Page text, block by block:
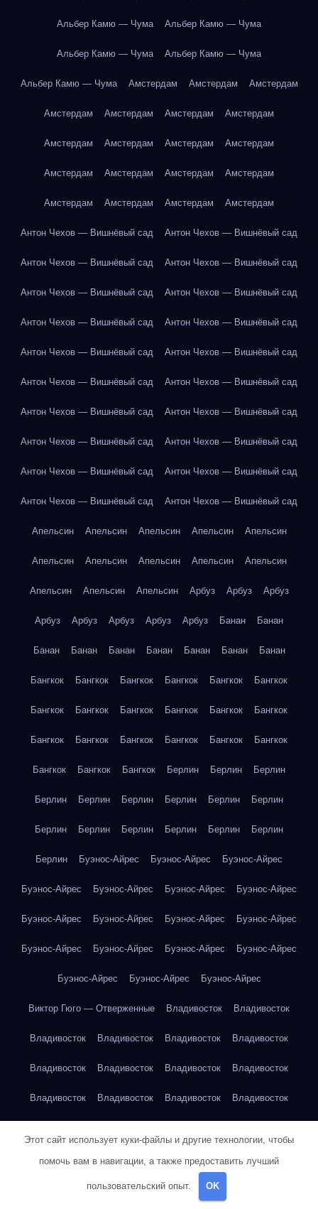
Альбер Камю — Чума Альбер Камю — Чума
Альбер Камю — Чума Альбер Камю — Чума
Альбер Камю — Чума Амстердам Амстердам Амстердам
Амстердам Амстердам Амстердам Амстердам
Амстердам Амстердам Амстердам Амстердам
Амстердам Амстердам Амстердам Амстердам
Амстердам Амстердам Амстердам Амстердам
Антон Чехов — Вишнёвый сад Антон Чехов — Вишнёвый сад
Антон Чехов — Вишнёвый сад Антон Чехов — Вишнёвый сад
Антон Чехов — Вишнёвый сад Антон Чехов — Вишнёвый сад
Антон Чехов — Вишнёвый сад Антон Чехов — Вишнёвый сад
Антон Чехов — Вишнёвый сад Антон Чехов — Вишнёвый сад
Антон Чехов — Вишнёвый сад Антон Чехов — Вишнёвый сад
Антон Чехов — Вишнёвый сад Антон Чехов — Вишнёвый сад
Антон Чехов — Вишнёвый сад Антон Чехов — Вишнёвый сад
Антон Чехов — Вишнёвый сад Антон Чехов — Вишнёвый сад
Антон Чехов — Вишнёвый сад Антон Чехов — Вишнёвый сад
Апельсин Апельсин Апельсин Апельсин Апельсин
Апельсин Апельсин Апельсин Апельсин Апельсин
Апельсин Апельсин Апельсин Арбуз Арбуз Арбуз
Арбуз Арбуз Арбуз Арбуз Арбуз Банан Банан
Банан Банан Банан Банан Банан Банан Банан
Бангкок Бангкок Бангкок Бангкок Бангкок Бангкок
Бангкок Бангкок Бангкок Бангкок Бангкок Бангкок
Бангкок Бангкок Бангкок Бангкок Бангкок Бангкок
Бангкок Бангкок Бангкок Берлин Берлин Берлин
Берлин Берлин Берлин Берлин Берлин Берлин
Берлин Берлин Берлин Берлин Берлин Берлин
Берлин Буэнос-Айрес Буэнос-Айрес Буэнос-Айрес
Буэнос-Айрес Буэнос-Айрес Буэнос-Айрес Буэнос-Айрес
Буэнос-Айрес Буэнос-Айрес Буэнос-Айрес Буэнос-Айрес
Буэнос-Айрес Буэнос-Айрес Буэнос-Айрес Буэнос-Айрес
Буэнос-Айрес Буэнос-Айрес Буэнос-Айрес
Виктор Гюго — Отверженные Владивосток Владивосток
Владивосток Владивосток Владивосток Владивосток
Владивосток Владивосток Владивосток Владивосток
Владивосток Владивосток Владивосток Владивосток
Воронеж Воронеж Воронеж Воронеж Воронеж Воронеж
Воронеж Воронеж Воронеж Воронеж
Этот сайт использует куки-файлы и другие технологии, чтобы
помочь вам в навигации, а также предоставить лучший
пользовательский опыт. OK